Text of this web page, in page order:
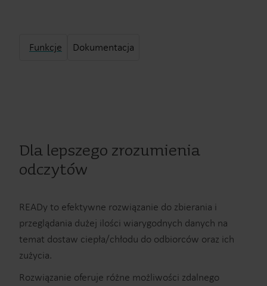
Funkcje Dokumentacja
Dla lepszego zrozumienia
odczytów
READy to efektywne rozwiązanie do zbierania i
przeglądania dużej ilości wiarygodnych danych na
temat dostaw ciepła/chłodu do odbiorców oraz ich
zużycia.
Rozwiązanie oferuje różne możliwości zdalnego